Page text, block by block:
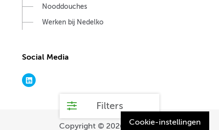
Filters
Nooddouches
Werken bij Nedelko
Social Media
Copyright © 2026. Nedelko
Cookie-instellingen